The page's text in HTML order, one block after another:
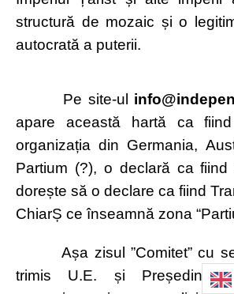
structură de mozaic și o
autocrată a puterii.
Pe site-ul
apare această hartă ca
organizația din Germania,
Partium (?), o declară ca
dorește să o declare ca fiind
ChiarȘ ce înseamnă zona
Așa zisul ”Comitet” cu
trimis U.E. și Președinției